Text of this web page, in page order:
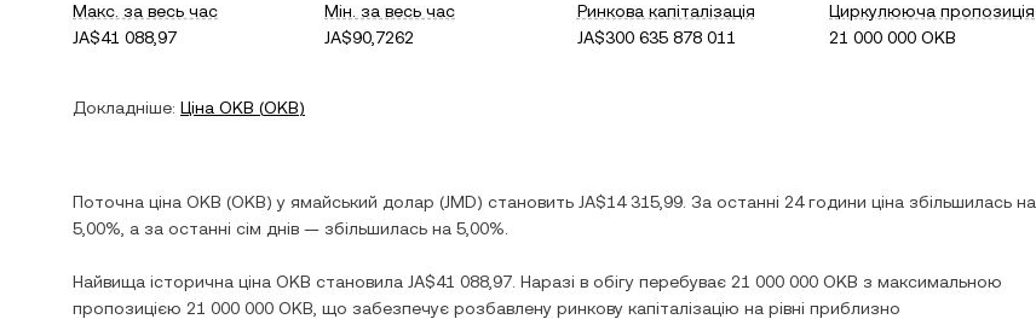
Макс. за весь час
JA$41 088,97
Мін. за весь час
JA$90,7262
Ринкова капіталізація
JA$300 635 878 011
Циркулююча пропозиція
21 000 000 OKB
Докладніше: Ціна OKB (OKB)
Поточна ціна OKB (OKB) у ямайський долар (JMD) становить JA$14 315,99 . За останні 24 години ціна збільшилась на
5,00% , а за останні сім днів — збільшилась на 5,00%
Найвища історична ціна OKB становила JA$41 088,97 . Наразі в обігу перебуває 21 000 000 OKB з максимальною
пропозицією 21 000 000 OKB , що забезпечує розбавлену ринкову капіталізацію на рівні приблизно